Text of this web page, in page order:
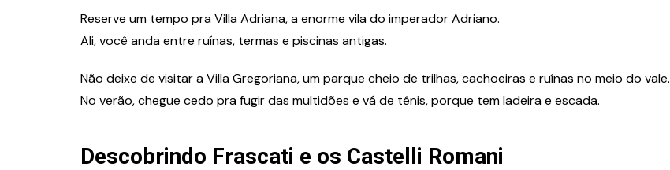
Reserve um tempo pra Villa Adriana, a enorme vila do imperador Adriano.
Ali, você anda entre ruínas, termas e piscinas antigas.
Não deixe de visitar a Villa Gregoriana, um parque cheio de trilhas, cachoeiras e ruínas no meio do vale.
No verão, chegue cedo pra fugir das multidões e vá de tênis, porque tem ladeira e escada.
Descobrindo Frascati e os Castelli Romani